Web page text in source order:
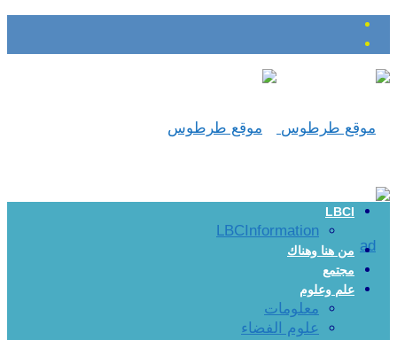
LBCI
LBCInformation
من هنا وهناك
مجتمع
علم وعلوم
معلومات
علوم الفضاء